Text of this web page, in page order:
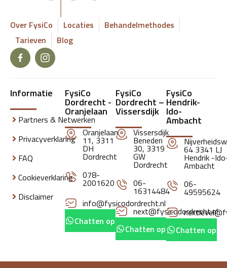
Over FysiCo Locaties
Behandelmethodes
Tarieven
Blog
Informatie
Partners & Netwerken
Privacyverklaring
FAQ
Cookieverklaring
Disclaimer
FysiCo
Dordrecht -
Oranjelaan
Oranjelaan
11, 3311
DH
Dordrecht
078-
2001620
info@fysicodordrecht.nl
Chatten op whatsapp
FysiCo
Dordrecht –
Vissersdijk
Vissersdijk
Beneden
30, 3319
GW
Dordrecht
06-
16314484
next@fysicodordrecht.nl
Chatten op whatsapp
FysiCo
Hendrik-
Ido-
Ambacht
64 3341 LJ
Hendrik -
Ambacht
06-
49595624
Chatten op